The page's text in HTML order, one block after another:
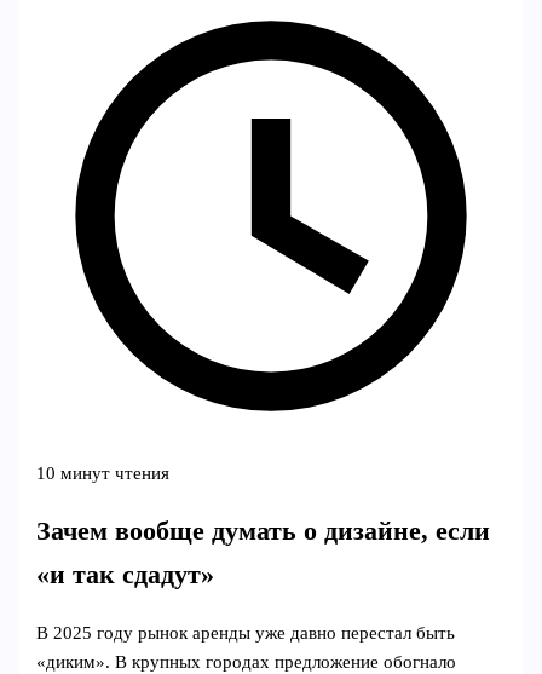
10 минут чтения
Зачем вообще думать о дизайне, если
«и так сдадут»
В 2025 году рынок аренды уже давно перестал быть
«диким». В крупных городах предложение обогнало